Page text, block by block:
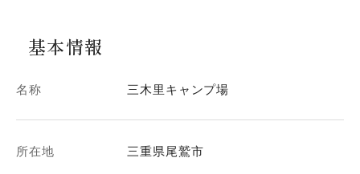
基本情報
名称 三木里キャンプ場
所在地 三重県尾鷲市